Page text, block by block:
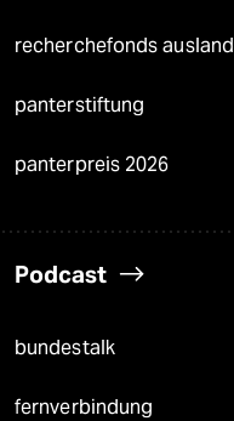
recherchefonds ausland
panterstiftung
panterpreis 2026
Podcast
bundestalk
fernverbindung